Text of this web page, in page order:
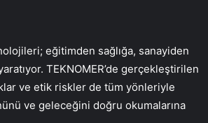
eğitimden sağlığa, sanayiden
TEKNOMER’de gerçekleştirilen
ve etik riskler de tüm yönleriyle
ve geleceğini doğru okumalarına